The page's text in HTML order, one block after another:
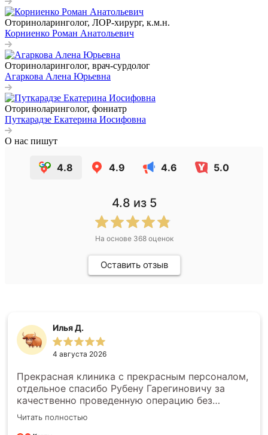
Оториноларинголог, ЛОР-хирург, к.м.н.
Корниенко Роман Анатольевич
Оториноларинголог, врач-сурдолог
Агаркова Алена Юрьевна
Оториноларинголог, фониатр
Путкарадзе Екатерина Иосифовна
О нас пишут
4.8 4.9 4.6 5.0
4.8 из 5
На основе 368оценок
Оставить отзыв
Илья Д.
4 августа 2026
Прекрасная клиника с прекрасным персоналом,
отдельное спасибо Рубену Гарегиновичу за
качественно проведенную операцию без
последствий и скрытый камней, очень рад, что
сделал операцию именно у вас
Читать полностью